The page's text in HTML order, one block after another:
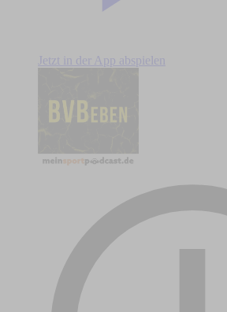
Jetzt in der App abspielen